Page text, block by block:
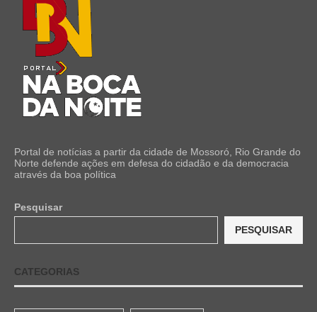
Portal de notícias a partir da cidade de Mossoró, Rio Grande do
Norte defende ações em defesa do cidadão e da democracia
através da boa política
Pesquisar
PESQUISAR
CATEGORIAS